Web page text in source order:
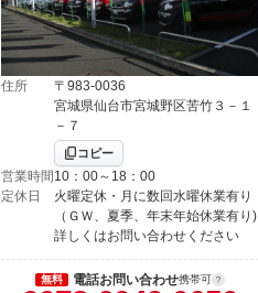
住所
〒983-0036
宮城県仙台市宮城野区苦竹３－１
－７
コピー
営業時間 10：00～18：00
定休日
火曜定休・月に数回水曜休業有り
（ＧＷ、夏季、年末年始休業有り)
詳しくはお問い合わせください
無料 電話お問い合わせ携帯可